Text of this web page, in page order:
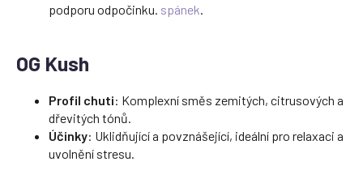
podporu odpočinku. spánek.
OG Kush
Profil chuti: Komplexní směs zemitých, citrusových a
dřevitých tónů.
Účinky: Uklidňující a povznášející, ideální pro relaxaci a
uvolnění stresu.